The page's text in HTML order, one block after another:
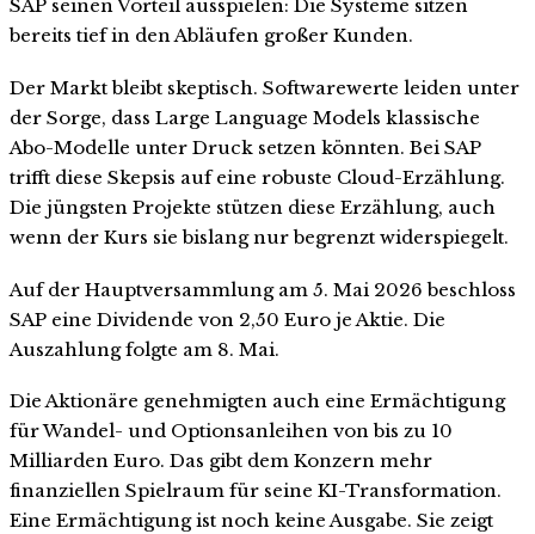
SAP seinen Vorteil ausspielen: Die Systeme sitzen
bereits tief in den Abläufen großer Kunden.
Der Markt bleibt skeptisch. Softwarewerte leiden unter
der Sorge, dass Large Language Models klassische
Abo-Modelle unter Druck setzen könnten. Bei SAP
trifft diese Skepsis auf eine robuste Cloud-Erzählung.
Die jüngsten Projekte stützen diese Erzählung, auch
wenn der Kurs sie bislang nur begrenzt widerspiegelt.
Auf der Hauptversammlung am 5. Mai 2026 beschloss
SAP eine Dividende von 2,50 Euro je Aktie. Die
Auszahlung folgte am 8. Mai.
Die Aktionäre genehmigten auch eine Ermächtigung
für Wandel- und Optionsanleihen von bis zu 10
Milliarden Euro. Das gibt dem Konzern mehr
finanziellen Spielraum für seine KI-Transformation.
Eine Ermächtigung ist noch keine Ausgabe. Sie zeigt